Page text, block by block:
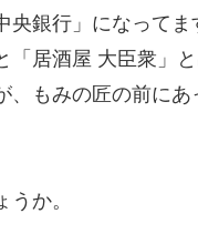
銀行」になってま
居酒屋 大臣衆」
もみの匠の前に
か。